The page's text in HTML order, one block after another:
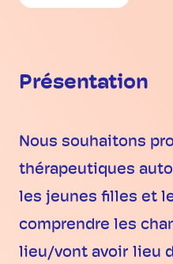
Présentation
Nous souhaitons
thérapeutiques
les jeunes filles et
comprendre les
lieu/vont avoir lieu